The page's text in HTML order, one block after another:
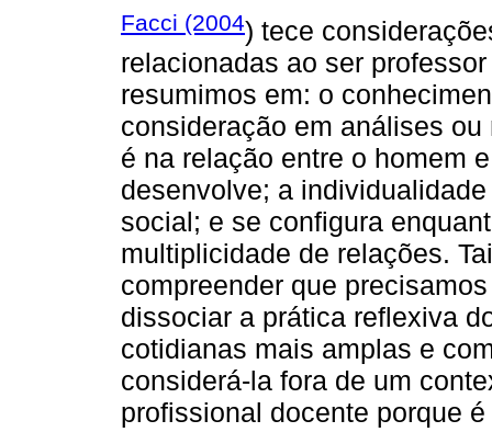
Facci (2004) tece
relacionadas ao ser
resumimos em: o
consideração em análises
é na relação entre o homem
desenvolve; a
social; e se configura
multiplicidade de relações.
compreender que
dissociar a prática reflexiva
cotidianas mais amplas e
considerá-la fora de um
profissional docente porque